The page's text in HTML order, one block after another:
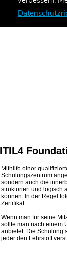
ITIL4
Mithilfe einer
Schulungszentrum
sondern auch die
strukturiert und logisch
können. In der Regel
Zertifikat.
Wenn man für seine
sollte man nach einem
anbietet. Die Schulung
jeder den Lehrstoff